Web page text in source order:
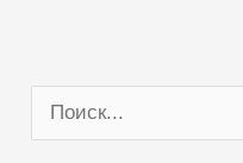
о